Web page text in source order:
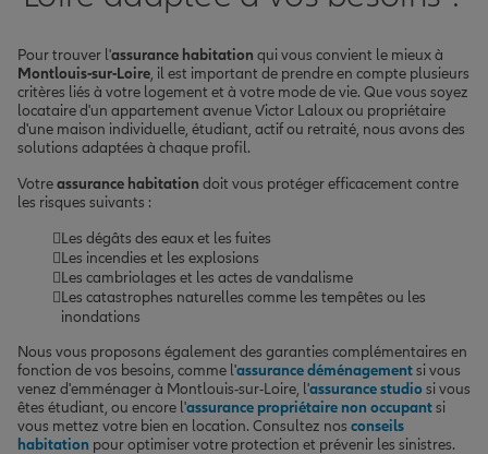
Pour trouver l'assurance habitation qui vous convient le mieux à
Montlouis-sur-Loire, il est important de prendre en compte plusieurs
critères liés à votre logement et à votre mode de vie. Que vous soyez
locataire d'un appartement avenue Victor Laloux ou propriétaire
d'une maison individuelle, étudiant, actif ou retraité, nous avons des
solutions adaptées à chaque profil.
Votreassurance habitation doit vous protéger efficacement contre
les risques suivants :
Les dégâts des eaux et les fuites
Les incendies et les explosions
Les cambriolages et les actes de vandalisme
Les catastrophes naturelles comme les tempêtes ou les
inondations
Nous vous proposons également des garanties complémentaires en
fonction de vos besoins, comme l'assurance déménagementsi vous
venez d'emménager à Montlouis-sur-Loire, l'assurance studiosi vous
êtes étudiant, ou encore l'assurance propriétaire non occupantsi
vous mettez votre bien en location. Consultez nos conseils
habitation pour optimiser votre protection et prévenir les sinistres.